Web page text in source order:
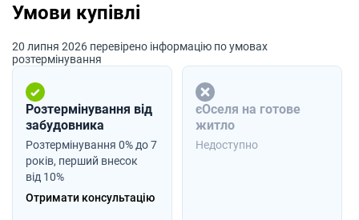
Умови купівлі
20 липня 2026 перевірено інформацію по умовах
розтермінування
Розтермінування від
забудовника
Розтермінування 0% до 7
років, перший внесок
від 10%
Отримати консультацію
єОселя на готове
житло
Недоступно